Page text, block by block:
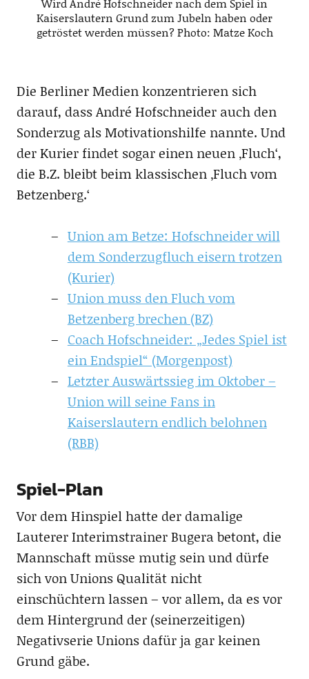
Kaiserslautern Grund zum Jubeln haben oder
getröstet werden müssen? Photo: Matze Koch
Die Berliner Medien konzentrieren sich
darauf, dass André Hofschneider auch den
Sonderzug als Motivationshilfe nannte. Und
der Kurier findet sogar einen neuen ‚Fluch‘,
die B.Z. bleibt beim klassischen ‚Fluch vom
Betzenberg.‘
Union am Betze: Hofschneider will
dem Sonderzugfluch eisern trotzen
(Kurier)
Union muss den Fluch vom
Betzenberg brechen (BZ)
Coach Hofschneider: „Jedes Spiel ist
ein Endspiel“ (Morgenpost)
Letzter Auswärtssieg im Oktober –
Union will seine Fans in
Kaiserslautern endlich belohnen
(RBB)
Spiel-Plan
Vor dem Hinspiel hatte der damalige
Lauterer Interimstrainer Bugera betont, die
Mannschaft müsse mutig sein und dürfe
sich von Unions Qualität nicht
einschüchtern lassen – vor allem, da es vor
dem Hintergrund der (seinerzeitigen)
Negativserie Unions dafür ja gar keinen
Grund gäbe.